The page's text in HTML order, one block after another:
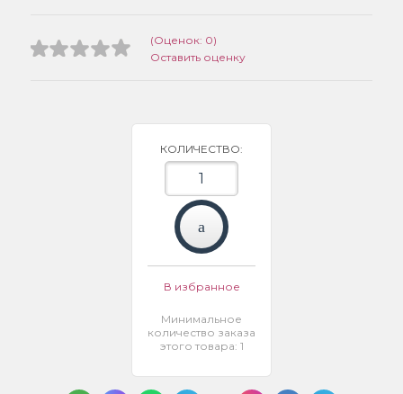
(Оценок: 0)
Оставить оценку
КОЛИЧЕСТВО:
В избранное
Минимальное
количество заказа
этого товара: 1